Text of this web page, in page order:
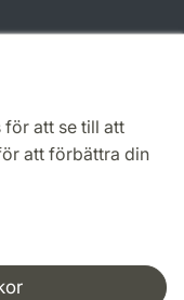
för att se till att
att förbättra din